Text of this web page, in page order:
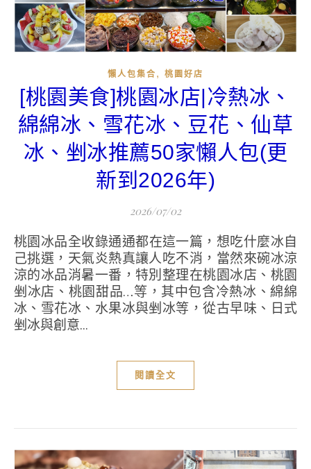
懶人包集合 , 桃園好店
[桃園美食]桃園冰店|冷熱冰、
綿綿冰、雪花冰、豆花、仙草
冰、剉冰推薦50家懶人包(更
新到2026年)
2026/07/02
桃園冰品全收錄通通都在這一篇，想吃什麼冰自
己挑選，天氣炎熱真讓人吃不消，當然來碗冰涼
涼的冰品消暑一番，特別整理在桃園冰店、桃園
剉冰店、桃園甜品…等，其中包含冷熱冰、綿綿
冰、雪花冰、水果冰與剉冰等，從古早味、日式
剉冰與創意...
閱讀全文